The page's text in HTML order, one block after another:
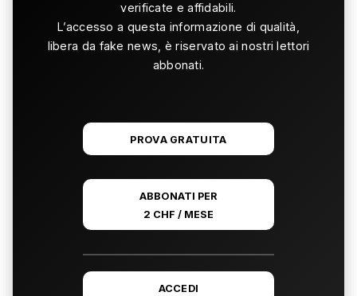
verificate e affidabili.
L’accesso a questa informazione di qualità,
libera da fake news, è riservato ai nostri lettori
abbonati.
PROVA GRATUITA
ABBONATI PER
2 CHF / MESE
ACCEDI